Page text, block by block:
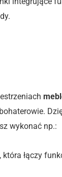
wykonać np.:
która łączy